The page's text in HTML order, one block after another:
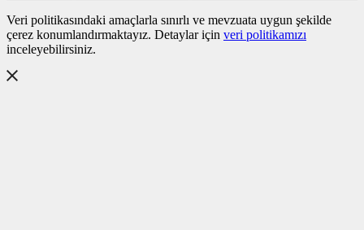
Veri politikasındaki amaçlarla sınırlı ve mevzuata uygun şekilde
çerez konumlandırmaktayız. Detaylar için veri politikamızı
inceleyebilirsiniz.